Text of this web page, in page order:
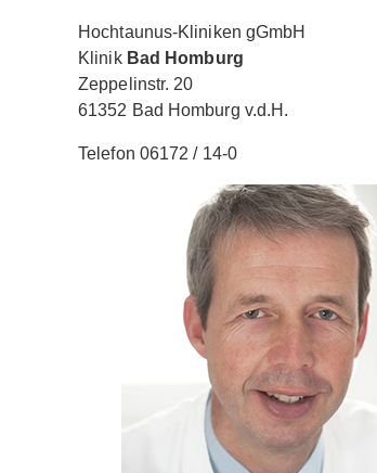
Hochtaunus-Kliniken gGmbH
Klinik Bad Homburg
Zeppelinstr. 20
61352 Bad Homburg v.d.H.
Telefon 06172 / 14-0